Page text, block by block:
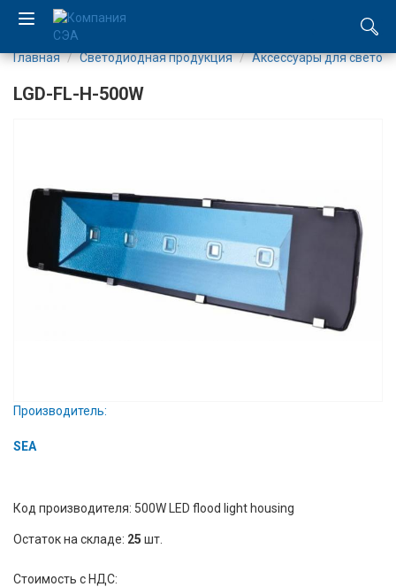
Каталог
Производство
Услуги
Вход/
Контакты
Доставка
Главная Светодиодная продукция Аксесcуары для
LGD-FL-H-500W
Производитель:
SEA
Код производителя: 500W LED flood light housing
Остаток на складе: 25 шт.
Стоимость с НДС: